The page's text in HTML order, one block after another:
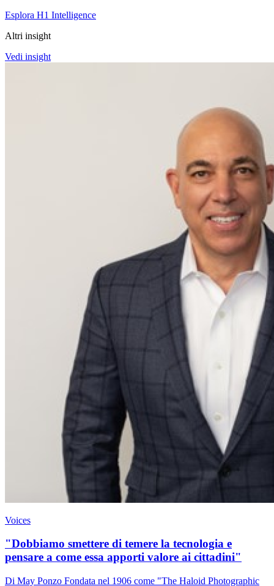
Esplora H1 Intelligence
Altri insight
Vedi insight
Voices
"Dobbiamo smettere di temere la tecnologia e
pensare a come essa apporti valore ai cittadini"
Di May Ponzo Fondata nel 1906 come "The Haloid Photographic